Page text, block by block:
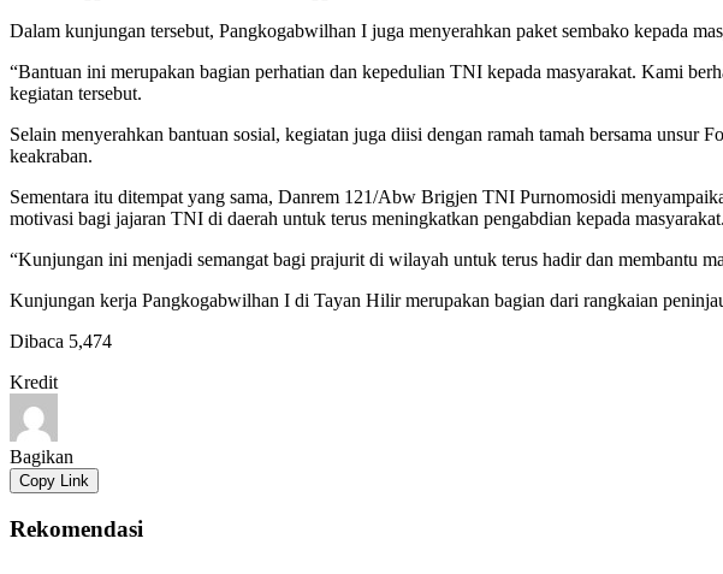
Dalam kunjungan tersebut, Pangkogabwilhan I juga menyerahkan paket sembako kepada
“Bantuan ini merupakan bagian perhatian dan kepedulian TNI kepada masyarakat. Kami
kegiatan tersebut.
Selain menyerahkan bantuan sosial, kegiatan juga diisi dengan ramah tamah bersama
keakraban.
Sementara itu ditempat yang sama, Danrem 121/Abw Brigjen TNI Purnomosidi
motivasi bagi jajaran TNI di daerah untuk terus meningkatkan pengabdian kepada masyarakat.
“Kunjungan ini menjadi semangat bagi prajurit di wilayah untuk terus hadir dan membantu
Kunjungan kerja Pangkogabwilhan I di Tayan Hilir merupakan bagian dari rangkaian
Dibaca 5,474
Kredit
Bagikan
Copy Link
Rekomendasi